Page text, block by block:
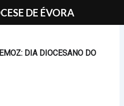
DIA DIOCESANO DO
DE ÉVORA